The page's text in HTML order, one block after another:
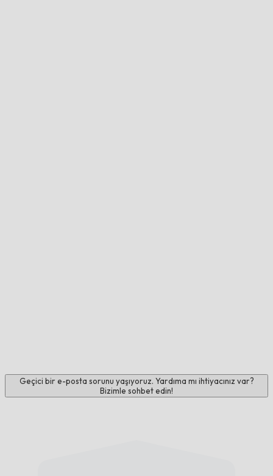
Geçici bir e-posta sorunu yaşıyoruz. Yardıma mı ihtiyacınız var?
Bizimle sohbet edin!